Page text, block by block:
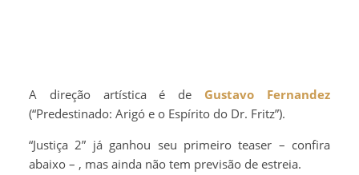
A direção artística é de Gustavo Fernandez
(“Predestinado: Arigó e o Espírito do Dr. Fritz”).
“Justiça 2” já ganhou seu primeiro teaser – confira
abaixo – , mas ainda não tem previsão de estreia.